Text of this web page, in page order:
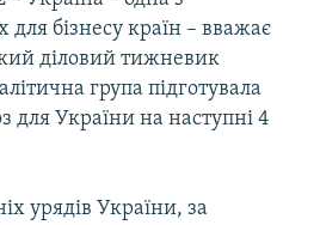
бізнесу країн – вважає
діловий тижневик
група підготувала
для України на наступні 4
урядів України, за